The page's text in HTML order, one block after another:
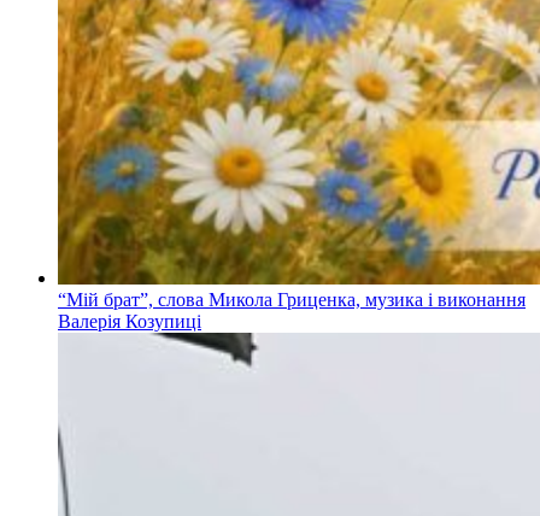
“Мій брат”, слова Микола Гриценка, музика і виконання
Валерія Козупиці